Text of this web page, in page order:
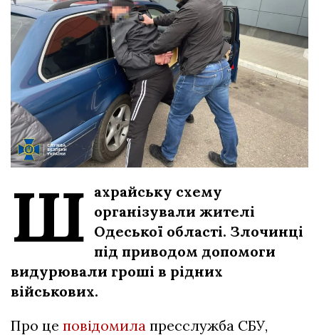
Ш ахрайську схему
організували жителі
Одеської області. Злочинці
під приводом допомоги
видурювали гроші в рідних
військових.
Про це повідомила пресслужба СБУ,